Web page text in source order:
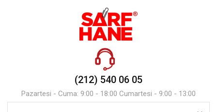
(212) 540 06 05
Pazartesi - Cuma: 9:00 - 18:00 Cumartesi - 9:00 - 13:00